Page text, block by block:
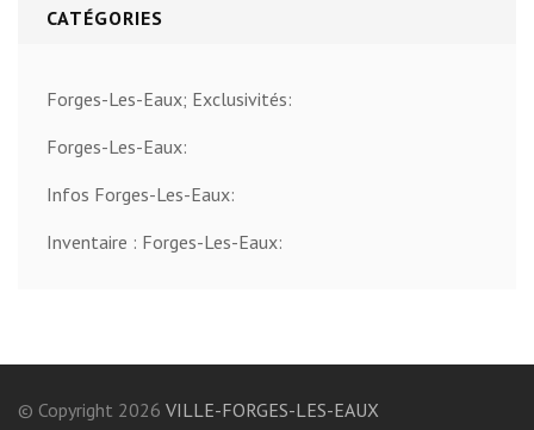
CATÉGORIES
Forges-Les-Eaux; Exclusivités:
Forges-Les-Eaux:
Infos Forges-Les-Eaux:
Inventaire : Forges-Les-Eaux:
© Copyright 2026 VILLE-FORGES-LES-EAUX